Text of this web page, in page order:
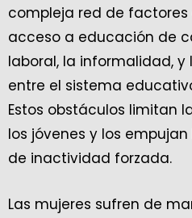
compleja red de
acceso a educación de
laboral, la informalidad,
entre el sistema
Estos obstáculos limitan
los jóvenes y los
de inactividad forzada.
Las mujeres sufren de